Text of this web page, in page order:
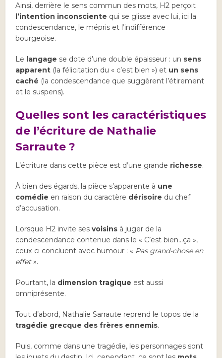
Ainsi, derrière le sens commun des mots, H2 perçoit
l’intention inconsciente qui se glisse avec lui, ici la
condescendance, le mépris et l’indifférence
bourgeoise.
Le langage se dote d’une double épaisseur : un sens
apparent (la félicitation du « c’est bien ») et un sens
caché (la condescendance que suggèrent l’étirement
et le suspens).
Quelles sont les caractéristiques
de l’écriture de Nathalie
Sarraute ?
L’écriture dans cette pièce est d’une grande richesse.
À bien des égards, la pièce s’apparente à une
comédie en raison du caractère dérisoire du chef
d’accusation.
Lorsque H2 invite sesvoisins à juger de la
condescendance contenue dans le « C’est bien…ça »,
ceux-ci concluent avec humour : « Pas grand-chose en
effet».
Pourtant, la dimension tragique est aussi
omniprésente.
Tout d’abord, Nathalie Sarraute reprend le topos de la
tragédie grecque des frères ennemis.
Puis, comme dans une tragédie, les personnages sont